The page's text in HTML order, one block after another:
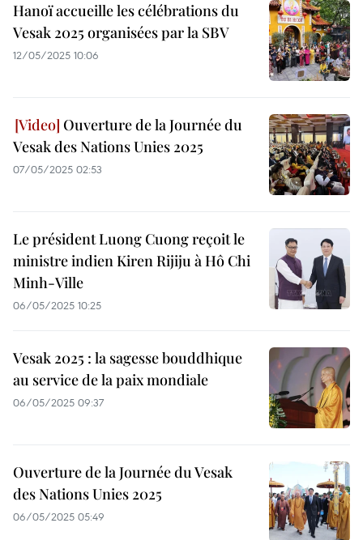
Hanoï accueille les célébrations du
Vesak 2025 organisées par la SBV
12/05/2025 10:06
Ouverture de la Journée du
Vesak des Nations Unies 2025
07/05/2025 02:53
Le président Luong Cuong reçoit le
ministre indien Kiren Rijiju à Hô Chi
Minh-Ville
06/05/2025 10:25
Vesak 2025 : la sagesse bouddhique
au service de la paix mondiale
06/05/2025 09:37
Ouverture de la Journée du Vesak
des Nations Unies 2025
06/05/2025 05:49